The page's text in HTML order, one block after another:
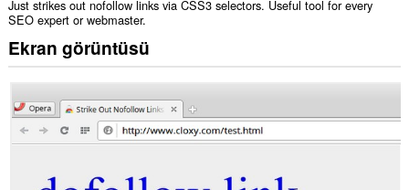
Just strikes out nofollow links via CSS3 selectors. Useful tool for every
SEO expert or webmaster.
Ekran görüntüsü